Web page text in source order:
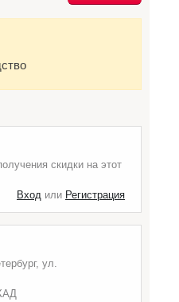
скидки на этот
Вход или Регистрация
ул.